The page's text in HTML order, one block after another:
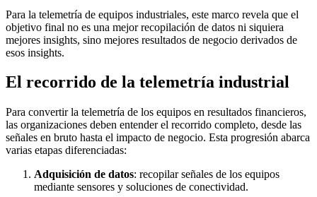
Para la telemetría de equipos industriales, este marco revela que el
objetivo final no es una mejor recopilación de datos ni siquiera
mejores insights, sino mejores resultados de negocio derivados de
esos insights.
El recorrido de la telemetría industrial
Para convertir la telemetría de los equipos en resultados financieros,
las organizaciones deben entender el recorrido completo, desde las
señales en bruto hasta el impacto de negocio. Esta progresión abarca
varias etapas diferenciadas:
Adquisición de datos: recopilar señales de los equipos
mediante sensores y soluciones de conectividad.